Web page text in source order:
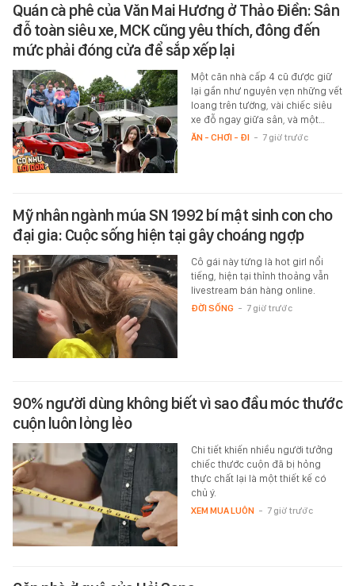
Quán cà phê của Văn Mai Hương ở Thảo Điền: Sân
đỗ toàn siêu xe, MCK cũng yêu thích, đông đến
mức phải đóng cửa để sắp xếp lại
Một căn nhà cấp 4 cũ được giữ
lại gần như nguyên vẹn những vết
loang trên tường, vài chiếc siêu
xe đỗ ngay giữa sân, và một…
ĂN - CHƠI - ĐI - 7 giờ trước
Mỹ nhân ngành múa SN 1992 bí mật sinh con cho
đại gia: Cuộc sống hiện tại gây choáng ngợp
Cô gái này từng là hot girl nổi
tiếng, hiện tại thỉnh thoảng vẫn
livestream bán hàng online.
ĐỜI SỐNG - 7 giờ trước
90% người dùng không biết vì sao đầu móc thước
cuộn luôn lỏng lẻo
Chi tiết khiến nhiều người tưởng
chiếc thước cuộn đã bị hỏng
thực chất lại là một thiết kế có
chủ ý.
XEM MUA LUÔN - 7 giờ trước